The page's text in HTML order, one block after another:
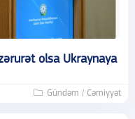
olsa Ukraynaya
Gündəm / Cəmiyyət